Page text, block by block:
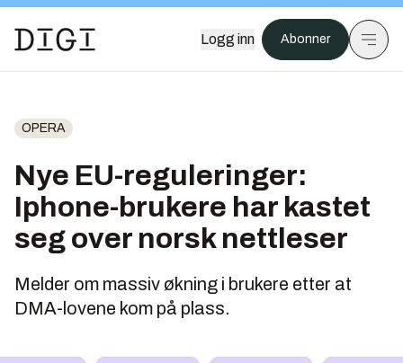
Logg inn Abonner
OPERA
Nye EU-reguleringer:
Iphone-brukere har kastet
seg over norsk nettleser
Melder om massiv økning i brukere etter at
DMA-lovene kom på plass.